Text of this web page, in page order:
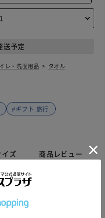
送予定
レ・洗面用品
タオル
#ギフト 旅行
ズ 商品レビュー
ー楠橋紋織のコラボブラ
ぐいが新登場。 【くらし
っと不思議であったかな